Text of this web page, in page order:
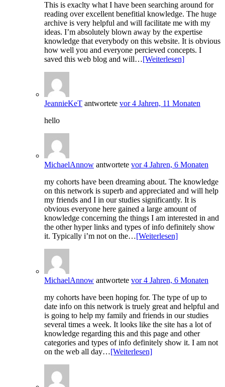
This is exaclty what I have been searching around for
reading over excellent benefitial knowledge. The huge
archive is very helpful and will facilitate me with my
ideas. I’m absolutely blown away by the expertise
knowledge that everybody on this website. It is obvious
how well you and everyone percieved concepts. I
saved this web blog and will…[Weiterlesen]
JeannieKeT antwortete vor 4 Jahren, 11 Monaten
hello
MichaelAnnow antwortete vor 4 Jahren, 6 Monaten
my cohorts have been dreaming about. The knowledge
on this network is superb and appreciated and will help
my friends and I in our studies significantly. It is
obvious everyone here gained a large amount of
knowledge concerning the things I am interested in and
the other hyper links and types of info definitely show
it. Typically i’m not on the…[Weiterlesen]
MichaelAnnow antwortete vor 4 Jahren, 6 Monaten
my cohorts have been hoping for. The type of up to
date info on this network is truely great and helpful and
is going to help my family and friends in our studies
several times a week. It looks like the site has a lot of
knowledge regarding this and this page and other
categories and types of info definitely show it. I am not
on the web all day…[Weiterlesen]